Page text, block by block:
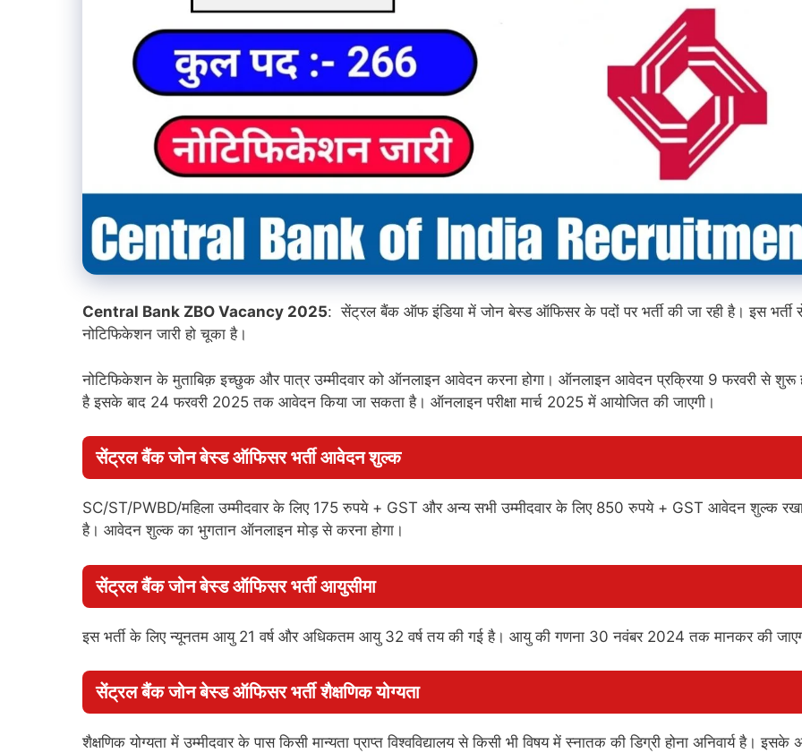
Central Bank ZBO Vacancy 2025: सेंट्रल बैंक ऑफ इंडिया में जोन बेस्ड ऑफिसर के पदों पर भर्ती की जा रही है। इस भर्ती
नोटिफिकेशन जारी हो चूका है।
नोटिफिकेशन के मुताबिक़ इच्छुक और पात्र उम्मीदवार को ऑनलाइन आवेदन करना होगा। ऑनलाइन आवेदन प्रक्रिया 9 फरवरी से शुरू
है इसके बाद 24 फरवरी 2025 तक आवेदन किया जा सकता है। ऑनलाइन परीक्षा मार्च 2025 में आयोजित की जाएगी।
सेंट्रल बैंक जोन बेस्ड ऑफिसर भर्ती आवेदन शुल्क
SC/ST/PWBD/महिला उम्मीदवार के लिए 175 रुपये + GST और अन्य सभी उम्मीदवार के लिए 850 रुपये + GST आवेदन शुल्क
है। आवेदन शुल्क का भुगतान ऑनलाइन मोड़ से करना होगा।
सेंट्रल बैंक जोन बेस्ड ऑफिसर भर्ती आयुसीमा
इस भर्ती के लिए न्यूनतम आयु 21 वर्ष और अधिकतम आयु 32 वर्ष तय की गई है। आयु की गणना 30 नवंबर 2024 तक मानकर की
सेंट्रल बैंक जोन बेस्ड ऑफिसर भर्ती शैक्षणिक योग्यता
शैक्षणिक योग्यता में उम्मीदवार के पास किसी मान्यता प्राप्त विश्वविद्यालय से किसी भी विषय में स्नातक की डिग्री होना अनिवार्य है। इसके